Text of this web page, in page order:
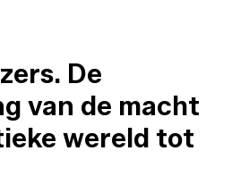
De
van de macht
wereld tot